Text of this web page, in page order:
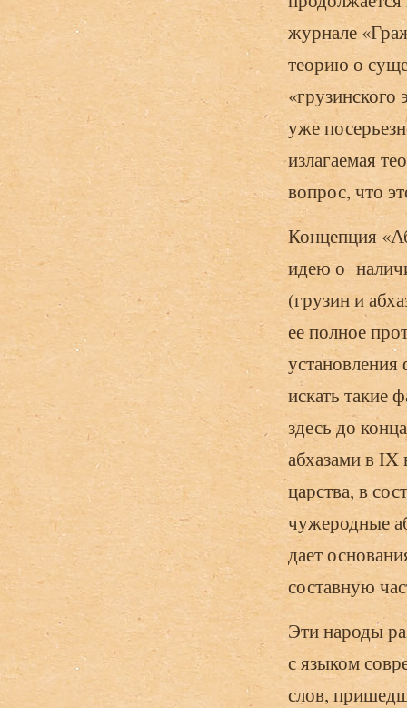
журнале
теорию о
уже
излагаемая
вопрос, что
Концепция
идею о
(грузин и
ее полное
установления
искать такие
здесь до
абхазами в IX
царства, в
чужеродные
дает
составную
Эти народы
с языком
слов,